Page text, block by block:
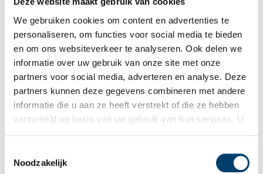
We gebruiken cookies om content en advertenties te
personaliseren, om functies voor social media te bieden
en om ons websiteverkeer te analyseren. Ook delen we
informatie over uw gebruik van onze site met onze
partners voor social media, adverteren en analyse. Deze
partners kunnen deze gegevens combineren met andere
informatie die u aan ze heeft verstrekt of die ze hebben
verzameld op basis van uw gebruik van hun services. U
Noodzakelijk
Het jaar 1980 staat in de Amsterdamse geschiedenis te boek
als een van de meest roerige jaren. De confrontatie tussen de
kraakbeweging en de overheid komt tot een climax. Tanks
rijden door de straten, de kroning van Beatrix wordt verstoord
en er vallen dat jaar vele honderden gewonden bij krakers en
politie.